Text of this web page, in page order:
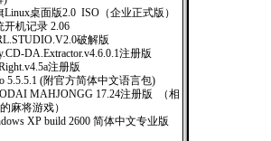
Linux桌面版2.0 ISO（企业正式版）
开机记录 2.06
破解版
DA.Extractor.v4.6.0.1注册版
注册版
5.5.5.1 (附官方简体中文语言包)
MAHJONGG 17.24注册版 （相
麻将游戏）
XP build 2600 简体中文专业版